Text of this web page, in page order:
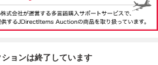
ョンは終了しています